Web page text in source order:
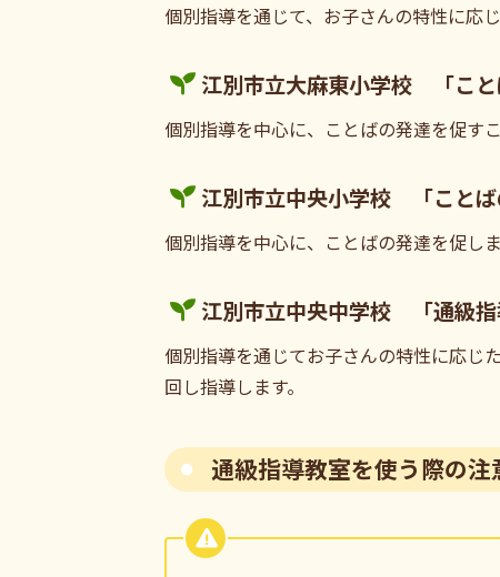
個別指導を通じて、お子さんの特性に応
江別市立大麻東小学校 「こと
個別指導を中心に、ことばの発達を促す
江別市立中央小学校 「ことば
個別指導を中心に、ことばの発達を促しま
江別市立中央中学校 「通級指
個別指導を通じてお子さんの特性に応じ
回し指導します。
通級指導教室を使う際の注